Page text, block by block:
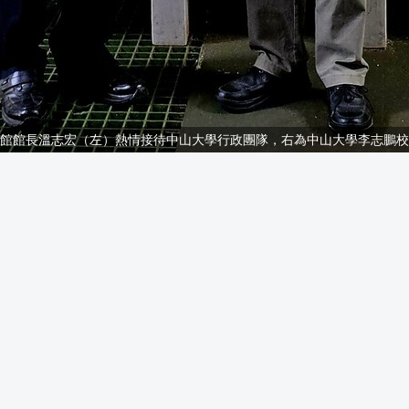
館長溫志宏（左）熱情接待中山大學行政團隊，右為中山大學李志鵬